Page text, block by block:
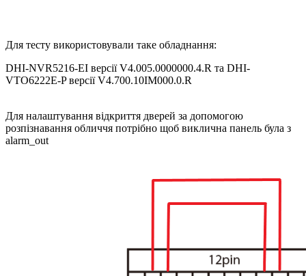
Для тесту використовували таке обладнання:
DHI-NVR5216-EI версії V4.005.0000000.4.R та DHI-
VTO6222E-P версії V4.700.10IM000.0.R
Для налаштування відкриття дверей за допомогою
розпізнавання обличчя потрібно щоб виклична панель була з
alarm_out